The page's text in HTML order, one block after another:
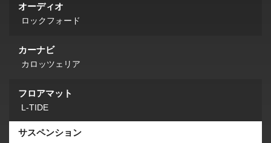
オーディオ
ロックフォード
カーナビ
カロッツェリア
フロアマット
L-TIDE
サスペンション